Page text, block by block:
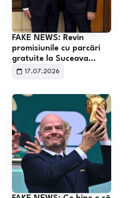
FAKE NEWS: Revin
promisiunile cu parcări
gratuite la Suceava…
17.07.2026